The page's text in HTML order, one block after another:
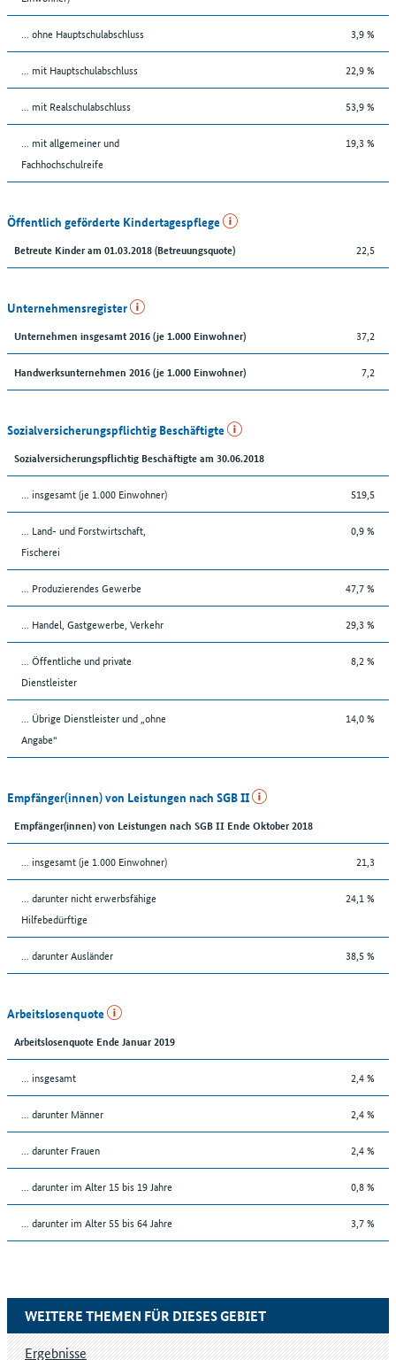
... ohne Hauptschulabschluss 3,9 %
... mit Hauptschulabschluss 22,9 %
... mit Realschulabschluss 53,9 %
... mit allgemeiner und
Fachhochschulreife
19,3 %
Öffentlich geförderte Kindertagespflege
Betreute Kinder am 01.03.2018 (Betreuungsquote) 22,5
Unternehmensregister
Unternehmen insgesamt 2016 (je 1.000 Einwohner) 37,2
Handwerksunternehmen 2016 (je 1.000 Einwohner) 7,2
Sozialversicherungspflichtig Beschäftigte
Sozialversicherungspflichtig Beschäftigte am 30.06.2018
... insgesamt (je 1.000 Einwohner) 519,5
... Land- und Forstwirtschaft,
Fischerei
0,9 %
... Produzierendes Gewerbe 47,7 %
... Handel, Gastgewerbe, Verkehr 29,3 %
... Öffentliche und private
Dienstleister
8,2 %
... Übrige Dienstleister und „ohne
Angabe“
14,0 %
Empfänger(innen) von Leistungen nach SGB II
Empfänger(innen) von Leistungen nach SGB II Ende Oktober 2018
... insgesamt (je 1.000 Einwohner) 21,3
... darunter nicht erwerbsfähige
Hilfebedürftige
24,1 %
... darunter Ausländer 38,5 %
Arbeitslosenquote
Arbeitslosenquote Ende Januar 2019
... insgesamt 2,4 %
... darunter Männer 2,4 %
... darunter Frauen 2,4 %
... darunter im Alter 15 bis 19 Jahre 0,8 %
... darunter im Alter 55 bis 64 Jahre 3,7 %
WEITERE THEMEN FÜR DIESES GEBIET
Ergebnisse